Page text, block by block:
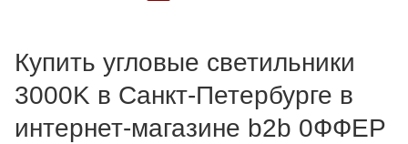
Купить угловые светильники
3000K в Санкт-Петербурге в
интернет-магазине b2b 0ФФЕР